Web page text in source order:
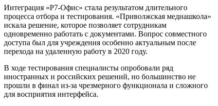
Интеграция «Р7-Офис» стала результатом длительного
процесса отбора и тестирования. «Приволжская медиашкола»
искала решение, которое позволяет сотрудникам
одновременно работать с документами. Вопрос совместного
доступа был для учреждения особенно актуальным после
перехода на удаленную работу в 2020 году.
В ходе тестирования специалисты опробовали ряд
иностранных и российских решений, но большинство не
прошли в финал из-за чрезмерного функционала и сложного
для восприятия интерфейса.